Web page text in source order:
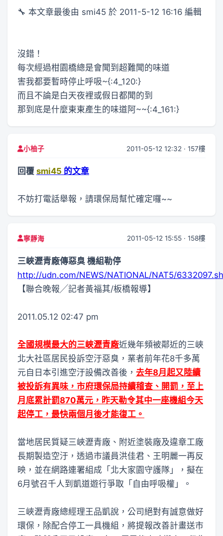
🔧 本文章最後由 smi45 於 2011-5-12 16:16 編輯
沒錯！
每次經過柑園橋總是會聞到超難聞的味道
害我都要暫時停止呼吸~{:4_120:}
而且不論是白天夜裡或假日都聞的到
那到底是什麼東東產生的味道阿~~{:4_161:}
小柚子 2011-05-12 12:32 · 157樓
回覆 smi45 的文章
不妨打電話舉報，請環保局幫忙確定囉~~
寧靜海 2011-05-12 15:55 · 158樓
三峽瀝青廠傳惡臭 機組勒停
http://udn.com/NEWS/NATIONAL/NAT5/
【聯合晚報╱記者黃福其/板橋報導】
2011.05.12 02:47 pm
全國規模最大的三峽瀝青廠近幾年頻被鄰近的三峽
北大社區居民投訴空汙惡臭，業者前年花8千多萬
元自日本引進空汙設備改善後， 去年8月起又陸續
被投訴有異味，市府環保局持續稽查、開罰，至上
月底累計罰870萬元，昨天勒令其中一座機組今天
起停工，最快兩個月後才能復工。
當地居民質疑三峽瀝青廠、附近塗裝廠及違章工廠
長期製造空汙，透過市議員洪佳君、王明麗一再反
映，並在網路連署組成「北大家園守護隊」，擬在
6月號召千人到凱道遊行爭取「自由呼吸權」。
三峽瀝青廠總經理王品凱說，公司絕對有誠意做好
環保，除配合停工一具機組，將提報改善計畫送市